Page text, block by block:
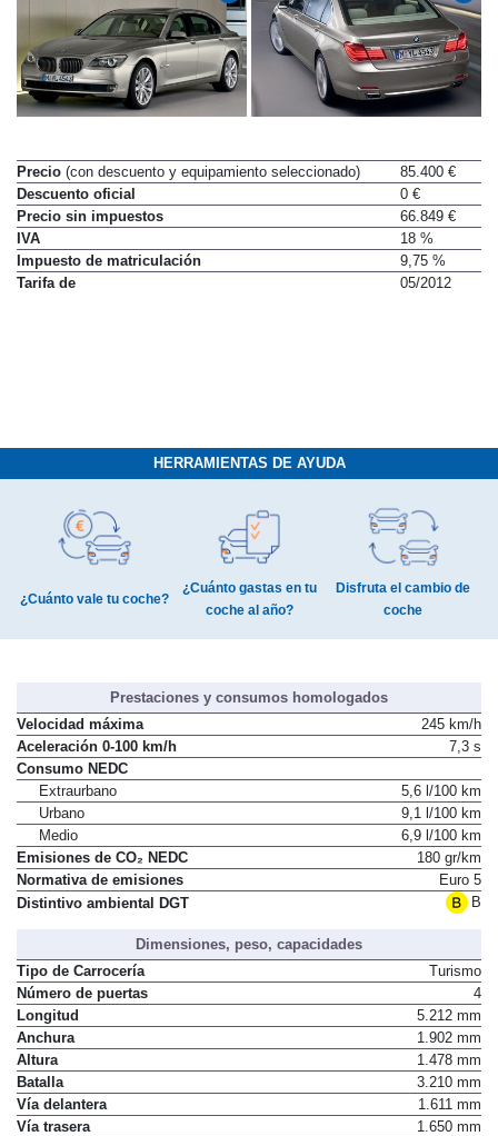
Precio (con descuento y equipamiento seleccionado)
85.400 €
Descuento oficial
0 €
Precio sin impuestos
66.849 €
IVA
18 %
Impuesto de matriculación
9,75 %
Tarifa de
05/2012
HERRAMIENTAS DE AYUDA
¿Cuánto vale tu coche?
¿Cuánto gastas en tu
coche al año?
Disfruta el cambio de
coche
Prestaciones y consumos homologados
Velocidad máxima
245 km/h
Aceleración 0-100 km/h
7,3 s
Consumo NEDC
Extraurbano
5,6 l/100 km
Urbano
9,1 l/100 km
Medio
6,9 l/100 km
Emisiones de CO₂ NEDC
180 gr/km
Normativa de emisiones
Euro 5
Distintivo ambiental DGT
B
Dimensiones, peso, capacidades
Tipo de Carrocería
Turismo
Número de puertas
4
Longitud
5.212 mm
Anchura
1.902 mm
Altura
1.478 mm
Batalla
3.210 mm
Vía delantera
1.611 mm
Vía trasera
1.650 mm